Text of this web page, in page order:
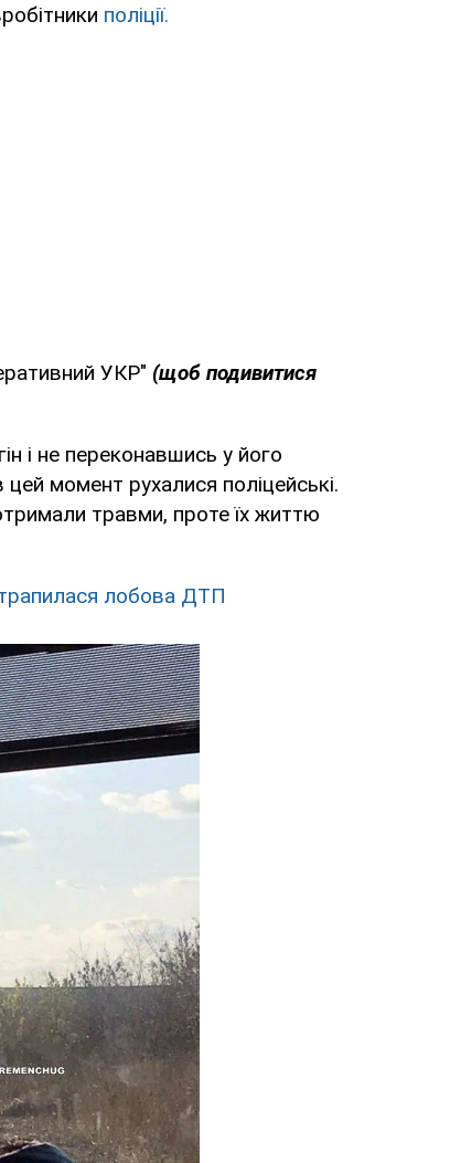
поліції.
УКР" (щоб подивитися
і не переконавшись у його
цей момент рухалися поліцейські.
травми, проте їх життю
лобова ДТП